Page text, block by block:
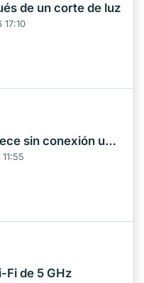
de un corte de luz
La impresora Wi-Fi aparece sin conexión una y otra vez
Fi de 5 GHz